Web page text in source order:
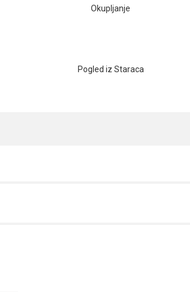
Okupljanje
Pogled iz Staraca